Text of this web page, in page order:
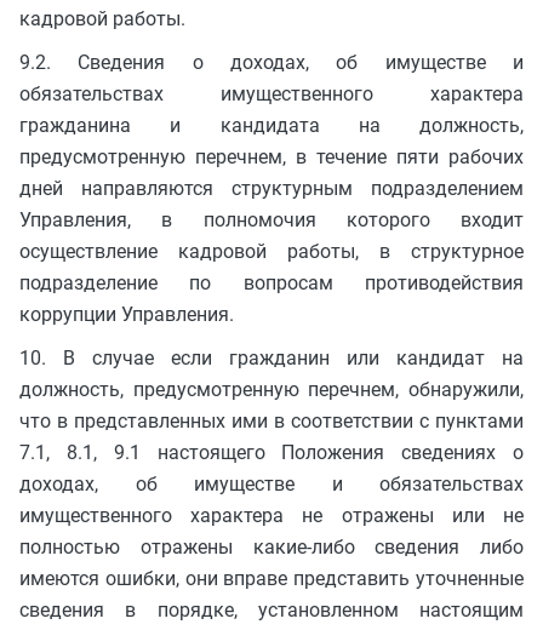
кадровой работы.
9.2. Сведения о доходах, об имуществе и
обязательствах имущественного характера
гражданина и кандидата на должность,
предусмотренную перечнем, в течение пяти рабочих
дней направляются структурным подразделением
Управления, в полномочия которого входит
осуществление кадровой работы, в структурное
подразделение по вопросам противодействия
коррупции Управления.
10. В случае если гражданин или кандидат на
должность, предусмотренную перечнем, обнаружили,
что в представленных ими в соответствии с пунктами
7.1, 8.1, 9.1 настоящего Положения сведениях о
доходах, об имуществе и обязательствах
имущественного характера не отражены или не
полностью отражены какие-либо сведения либо
имеются ошибки, они вправе представить уточненные
сведения в порядке, установленном настоящим